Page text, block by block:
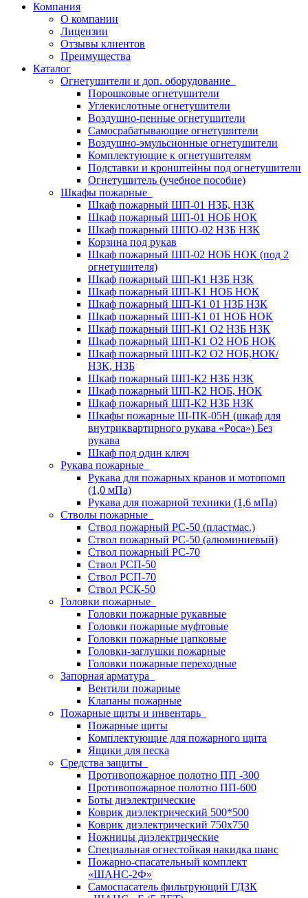
Компания
О компании
Лицензии
Отзывы клиентов
Преимущества
Каталог
Огнетушители и доп. оборудование
Порошковые огнетушители
Углекислотные огнетушители
Воздушно-пенные огнетушители
Самосрабатывающие огнетушители
Воздушно-эмульсионные огнетушители
Комплектующие к огнетушителям
Подставки и кронштейны под огнетушители
Огнетушитель (учебное пособие)
Шкафы пожарные
Шкаф пожарный ШП-01 НЗБ, НЗК
Шкаф пожарный ШП-01 НОБ НОК
Шкаф пожарный ШПО-02 НЗБ НЗК
Корзина под рукав
Шкаф пожарный ШП-02 НОБ НОК (под 2
огнетушителя)
Шкаф пожарный ШП-К1 НЗБ НЗК
Шкаф пожарный ШП-К1 НОБ НОК
Шкаф пожарный ШП-К1 01 НЗБ НЗК
Шкаф пожарный ШП-К1 01 НОБ НОК
Шкаф пожарный ШП-К1 О2 НЗБ НЗК
Шкаф пожарный ШП-К1 О2 НОБ НОК
Шкаф пожарный ШП-К2 О2 НОБ,НОК/
НЗК, НЗБ
Шкаф пожарный ШП-К2 НЗБ НЗК
Шкаф пожарный ШП-К2 НОБ, НОК
Шкаф пожарный ШП-К2 НЗБ НЗК
Шкафы пожарные Ш-ПК-05Н (шкаф для
внутриквартирного рукава «Роса») Без
рукава
Шкаф под один ключ
Рукава пожарные
Рукава для пожарных кранов и мотопомп
(1,0 мПа)
Рукава для пожарной техники (1,6 мПа)
Стволы пожарные
Ствол пожарный РС-50 (пластмас.)
Ствол пожарный РС-50 (алюминиевый)
Ствол пожарный РС-70
Ствол РСП-50
Ствол РСП-70
Ствол РСК-50
Головки пожарные
Головки пожарные рукавные
Головки пожарные муфтовые
Головки пожарные цапковые
Головки-заглушки пожарные
Головки пожарные переходные
Запорная арматура
Вентили пожарные
Клапаны пожарные
Пожарные щиты и инвентарь
Пожарные щиты
Комплектующие для пожарного щита
Ящики для песка
Средства защиты
Противопожарное полотно ПП -300
Противопожарное полотно ПП-600
Боты диэлектрические
Коврик диэлектрический 500*500
Коврик диэлектрический 750х750
Ножницы диэлектрические
Специальная огнестойкая накидка шанс
Пожарно-спасательный комплект
«ШАНС-2Ф»
Самоспасатель фильтрующий ГДЗК